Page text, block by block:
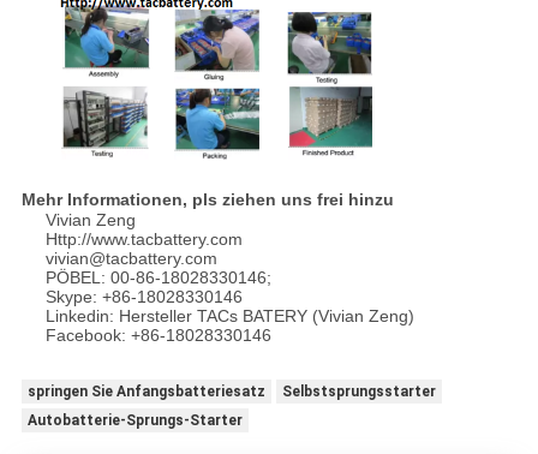
Mehr Informationen, pls ziehen uns frei hinzu
Vivian Zeng
Http://www.tacbattery.com
vivian@tacbattery.com
PÖBEL: 00-86-18028330146;
Skype: +86-18028330146
Linkedin: Hersteller TACs BATERY (Vivian Zeng)
Facebook: +86-18028330146
springen Sie Anfangsbatteriesatz
Selbstsprungsstarter
Autobatterie-Sprungs-Starter